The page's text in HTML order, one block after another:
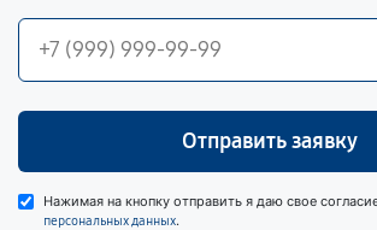
Отправить заявку
Нажимая на кнопку отправить я даю свое
персональных данных.